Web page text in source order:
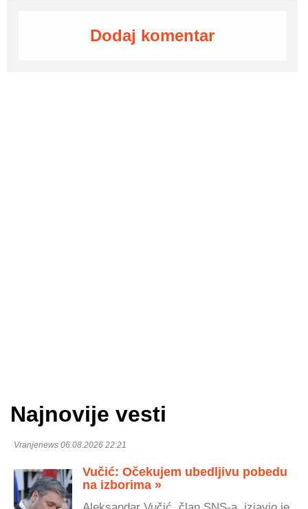
Dodaj komentar
Najnovije vesti
Vranjenews 06.08.2026 22:21
Vučić: Očekujem ubedljivu pobedu
na izborima »